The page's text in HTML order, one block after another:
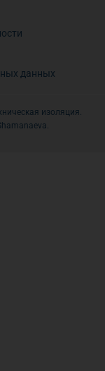
данных
изоляция.